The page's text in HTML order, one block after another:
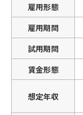
雇用形態
雇用期間
試用期間
賃金形態
想定年収